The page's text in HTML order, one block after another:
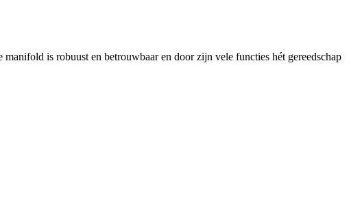
is robuust en betrouwbaar en door zijn vele functies hét gereedschap